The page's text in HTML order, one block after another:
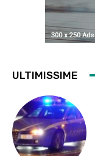
ULTIMISSIME